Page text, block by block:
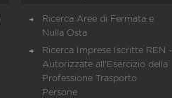
Ricerca Aree di Fermata e
Nulla Osta
Ricerca Imprese Iscritte REN -
Autorizzate all'Esercizio della
Professione Trasporto
Persone